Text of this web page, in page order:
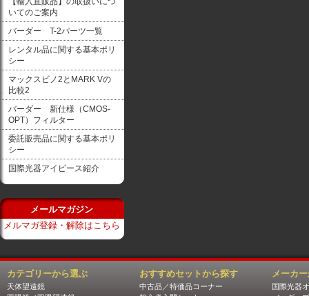
いてのご案内
バーダー T-2パーツ一覧
レンタル品に関する基本ポリ
シー
マックスビノ2とMARK Vの
比較2
バーダー 新仕様（CMOS-
OPT）フィルター
委託販売品に関する基本ポリ
シー
国際光器アイピース紹介
メールマガジン
メルマガ登録・解除はこちら
カテゴリーから選ぶ
天体望遠鏡
おすすめセットから探す
中古品／特価品コーナー
メーカ
国際光器